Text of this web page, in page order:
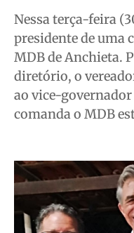
Termos de Uso
Privacidade
Termos de Uso
Privacidade
Termos de Uso
Privacidade
Termos de Uso
Privacidade
Nessa terça-feira
presidente de uma
MDB de Anchieta.
diretório, o
ao vice-
comanda o MDB